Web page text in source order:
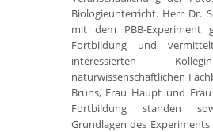
Biologieunterricht. Herr Dr.
mit dem PBB-Experiment
Fortbildung und
interessierten
naturwissenschaftlichen
Bruns, Frau Haupt und
Fortbildung standen
Grundlagen des